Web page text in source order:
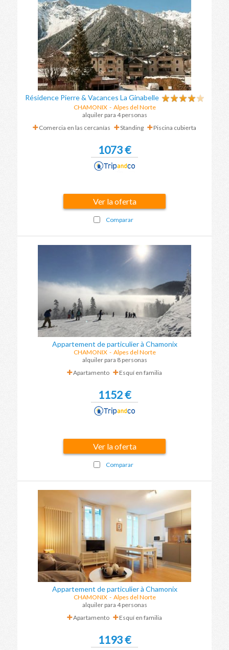
Résidence Pierre & Vacances La Ginabelle
CHAMONIX- Alpes del Norte
alquiler para 4 personas
Comercia en las cercanías
Standing Piscina cubierta
1073 €
Ver la oferta
Comparar
Appartement de particulier à Chamonix
CHAMONIX- Alpes del Norte
alquiler para 8 personas
Apartamento
Esquí en familia
1152 €
Ver la oferta
Comparar
Appartement de particulier à Chamonix
CHAMONIX- Alpes del Norte
alquiler para 4 personas
Apartamento
Esquí en familia
1193 €